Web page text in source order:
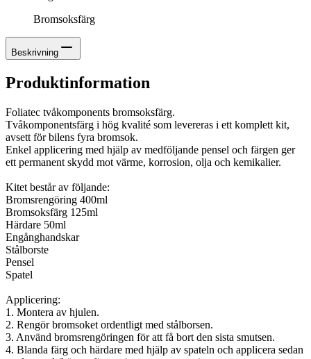
Bromsoksfärg
Beskrivning
Produktinformation
Foliatec tvåkomponents bromsoksfärg.
Tvåkomponentsfärg i hög kvalité som levereras i ett komplett kit,
avsett för bilens fyra bromsok.
Enkel applicering med hjälp av medföljande pensel och färgen ger
ett permanent skydd mot värme, korrosion, olja och kemikalier.
Kitet består av följande:
Bromsrengöring 400ml
Bromsoksfärg 125ml
Härdare 50ml
Engånghandskar
Stålborste
Pensel
Spatel
Applicering:
1. Montera av hjulen.
2. Rengör bromsoket ordentligt med stålborsen.
3. Använd bromsrengöringen för att få bort den sista smutsen.
4. Blanda färg och härdare med hjälp av spateln och applicera sedan